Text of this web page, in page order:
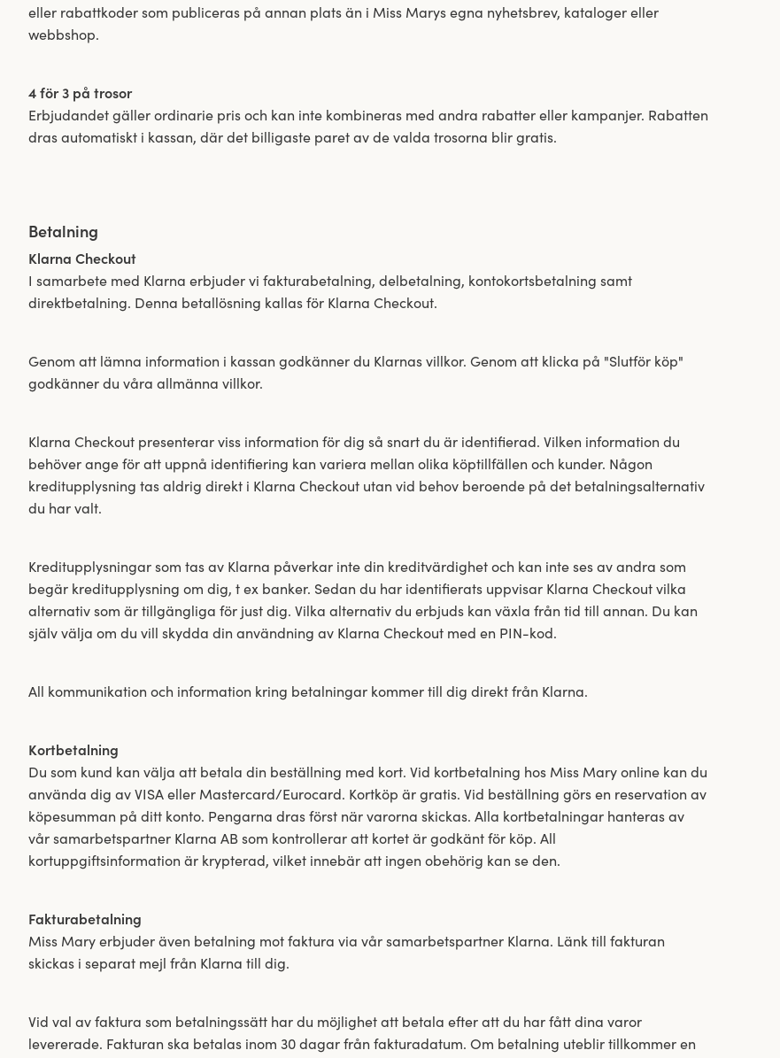
eller rabattkoder som publiceras på annan plats än i Miss Marys egna nyhetsbrev, kataloger eller
webbshop.
4 för 3 på trosor
Erbjudandet gäller ordinarie pris och kan inte kombineras med andra rabatter eller kampanjer. Rabatten
dras automatiskt i kassan, där det billigaste paret av de valda trosorna blir gratis.
Betalning
Klarna Checkout
I samarbete med Klarna erbjuder vi fakturabetalning, delbetalning, kontokortsbetalning samt
direktbetalning. Denna betallösning kallas för Klarna Checkout.
Genom att lämna information i kassan godkänner du Klarnas villkor. Genom att klicka på "Slutför köp"
godkänner du våra allmänna villkor.
Klarna Checkout presenterar viss information för dig så snart du är identifierad. Vilken information du
behöver ange för att uppnå identifiering kan variera mellan olika köptillfällen och kunder. Någon
kreditupplysning tas aldrig direkt i Klarna Checkout utan vid behov beroende på det betalningsalternativ
du har valt.
Kreditupplysningar som tas av Klarna påverkar inte din kreditvärdighet och kan inte ses av andra som
begär kreditupplysning om dig, t ex banker. Sedan du har identifierats uppvisar Klarna Checkout vilka
alternativ som är tillgängliga för just dig. Vilka alternativ du erbjuds kan växla från tid till annan. Du kan
själv välja om du vill skydda din användning av Klarna Checkout med en PIN-kod.
All kommunikation och information kring betalningar kommer till dig direkt från Klarna.
Kortbetalning
Du som kund kan välja att betala din beställning med kort. Vid kortbetalning hos Miss Mary online kan du
använda dig av VISA eller Mastercard/Eurocard. Kortköp är gratis. Vid beställning görs en reservation av
köpesumman på ditt konto. Pengarna dras först när varorna skickas. Alla kortbetalningar hanteras av
vår samarbetspartner Klarna AB som kontrollerar att kortet är godkänt för köp. All
kortuppgiftsinformation är krypterad, vilket innebär att ingen obehörig kan se den.
Fakturabetalning
Miss Mary erbjuder även betalning mot faktura via vår samarbetspartner Klarna. Länk till fakturan
skickas i separat mejl från Klarna till dig.
Vid val av faktura som betalningssätt har du möjlighet att betala efter att du har fått dina varor
levererade. Fakturan ska betalas inom 30 dagar från fakturadatum. Om betalning uteblir tillkommer en